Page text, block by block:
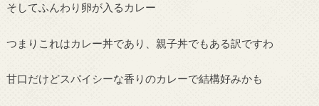
そしてふんわり卵が入るカレー
つまりこれはカレー丼であり、親子丼でもある訳ですわ
甘口だけどスパイシーな香りのカレーで結構好みかも